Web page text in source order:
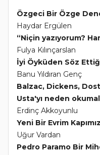
Özgeci Bir Özge
Haydar Ergülen
“Niçin yazıyorum?
Fulya Kılınçarslan
İyi Öyküden Söz
Banu Yıldıran Genç
Balzac, Dickens,
Usta'yı neden
Erdinç Akkoyunlu
Yeni Bir Evrim
Uğur Vardan
Pedro Paramo Bir